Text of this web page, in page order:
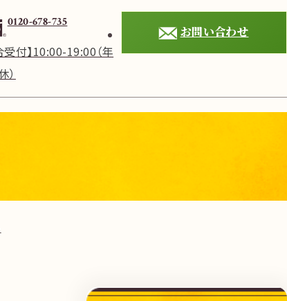
0120-678-735
受付】10:00-19:00（年
）
お問い合わせ